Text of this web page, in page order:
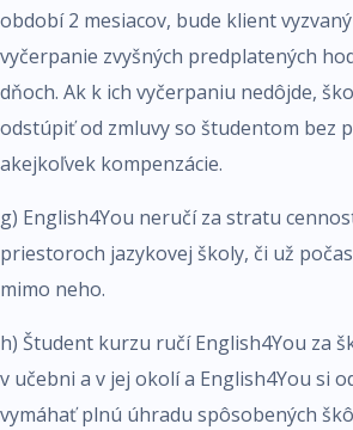
období 2 mesiacov, bude klient
vyčerpanie zvyšných predplatených
dňoch. Ak k ich vyčerpaniu nedôjde,
odstúpiť od zmluvy so študentom bez
akejkoľvek kompenzácie.
g) English4You neručí za stratu
priestoroch jazykovej školy, či už
mimo neho.
h) Študent kurzu ručí English4You za
v učebni a v jej okolí a English4You si
vymáhať plnú úhradu spôsobených